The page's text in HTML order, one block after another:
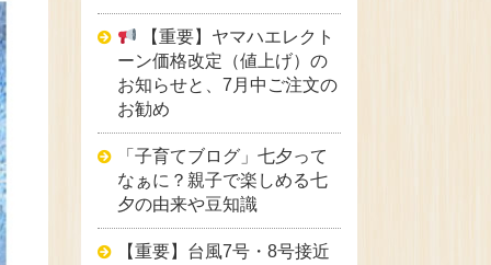
【重要】ヤマハエレクト
ーン価格改定（値上げ）の
お知らせと、7月中ご注文の
お勧め
「子育てブログ」七夕って
なぁに？親子で楽しめる七
夕の由来や豆知識
【重要】台風7号・8号接近